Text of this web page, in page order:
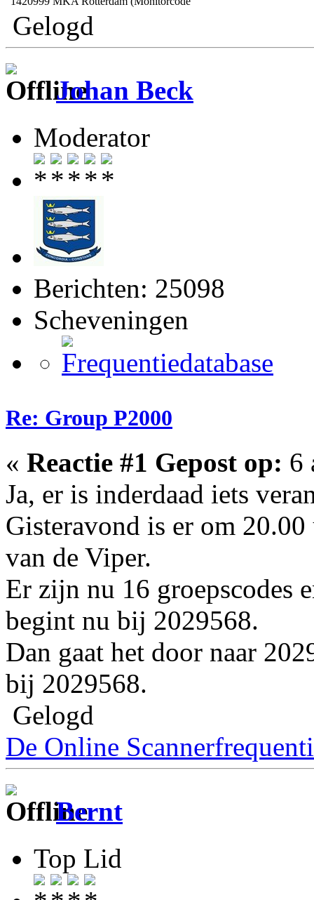
Gelogd
Johan Beck
Moderator
Berichten: 25098
Scheveningen
Re: Group P2000
« Reactie #1 Gepost op: 6
Ja, er is inderdaad iets
Gisteravond is er om
van de Viper.
Er zijn nu 16 groepscodes
begint nu bij 2029568.
Dan gaat het door naar
bij 2029568.
Gelogd
De Online
Bernt
Top Lid